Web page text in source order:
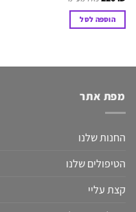
הוספה לסל
מפת אתר
החנות שלנו
הטיפולים שלנו
קצת עליי